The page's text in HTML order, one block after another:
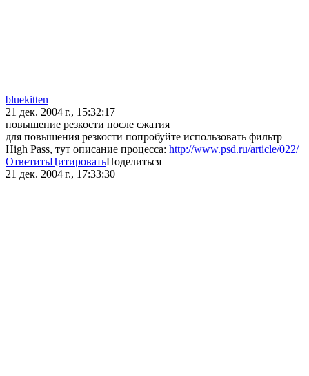
bluekitten
21 дек. 2004 г., 15:32:17
повышение резкости после сжатия
для повышения резкости попробуйте использовать фильтр
High Pass, тут описание процесса: http://www.psd.ru/article/022/
ОтветитьЦитироватьПоделиться
21 дек. 2004 г., 17:33:30